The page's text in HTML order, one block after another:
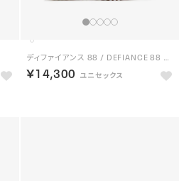
ディファイアンス 88 / DEFIANCE 88 （フットウェアホワイト）
￥14,300